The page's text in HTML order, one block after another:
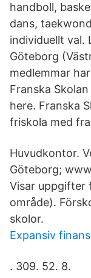
handboll,
dans,
individuellt val.
Göteborg
medlemmar
Franska
here. Franska
friskola med
Huvudkontor.
Göteborg;
Visar uppgifter
område).
skolor.
Expansiv
. 309. 52. 8.